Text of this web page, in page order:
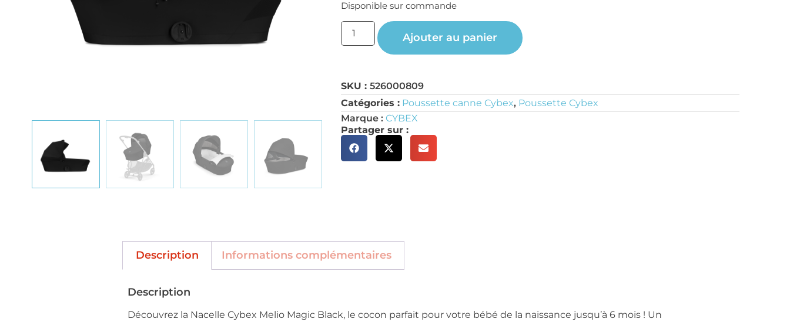
Disponible sur commande
Ajouter au panier
SKU :526000809
Catégories : Poussette canne Cybex, Poussette Cybex
Marque :CYBEX
Partager sur :
Description Informations complémentaires
Description
Découvrez la Nacelle Cybex Melio Magic Black, le cocon parfait pour votre bébé de la naissance jusqu’à 6 mois ! Un